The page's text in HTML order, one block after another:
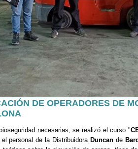
DE OPERADORES DE
necesarias, se realizó el curso "
personal de la Distribuidora Duncande